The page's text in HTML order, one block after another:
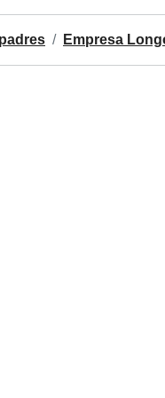
Empresa